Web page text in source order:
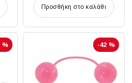
Προσθήκη στο καλάθι
% -42 %